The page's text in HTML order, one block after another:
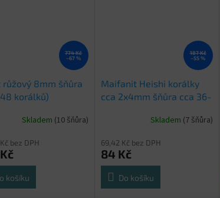
774 Kč
–67 %
růžový 8mm šňůra
korálků)
Skladem (10 šňůra)
bez DPH
košíku
187 Kč
–55 %
Maifanit Heishi korálky
cca 2x4mm šňůra cca 36-
Skladem (7 šňůra)
69,42 Kč bez DPH
84 Kč
Do košíku